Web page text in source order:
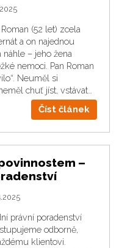
(52 let) zcela
a on najednou
– jeho žena
nemoci. Pan Roman
Neuměl si
chuť jíst, vstávat…
Číst článek
–
právní poradenství
odborně,
klientovi.